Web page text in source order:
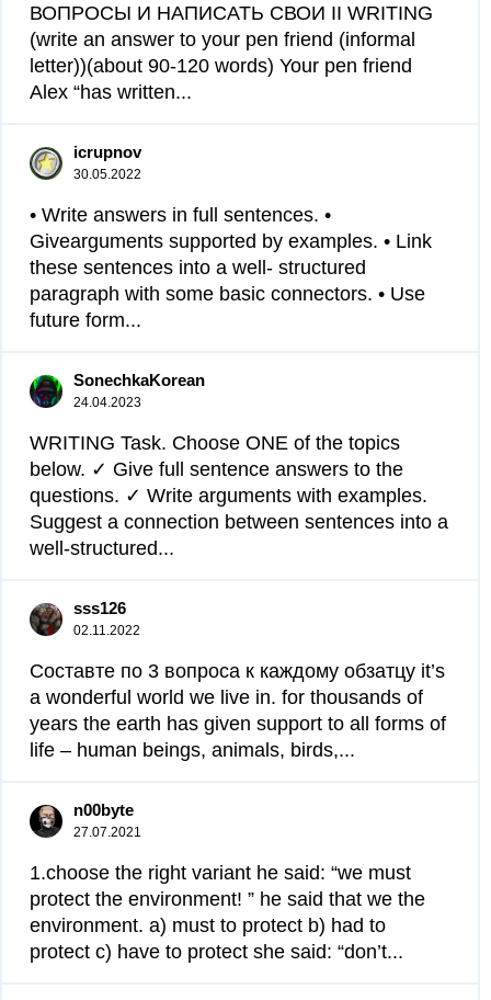
ВОПРОСЫ И НАПИСАТЬ СВОИ II WRITING
(write an answer to your pen friend (informal
letter))(about 90-120 words) Your pen friend
Alex “has written...
icrupnov
30.05.2022
• Write answers in full sentences. •
Givearguments supported by examples. • Link
these sentences into a well- structured
paragraph with some basic connectors. • Use
future form...
SonechkaKorean
24.04.2023
WRITING Task. Choose ONE of the topics
below. ✓ Give full sentence answers to the
questions. ✓ Write arguments with examples.
Suggest a connection between sentences into a
well-structured...
sss126
02.11.2022
Составте по 3 вопроса к каждому обзатцу it’s
a wonderful world we live in. for thousands of
years the earth has given support to all forms of
life – human beings, animals, birds,...
n00byte
27.07.2021
1.choose the right variant he said: “we must
protect the environment! ” he said that we the
environment. a) must to protect b) had to
protect c) have to protect she said: “don’t...